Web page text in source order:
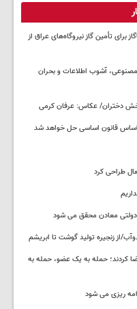
برای تأمین گاز نیروگاه‌های عراق از
آشوب اطلاعات و بحران
دختران/ عکاس: عرفان کرمی
اساس قانون اساسی حل خواهد شد
طراحی کرد
دولتی معادن محقق می شود
از زنجیره تولید گوشت تا ابریشم
کردند؛ حمله به یک عضو، حمله به
ریزی می شود